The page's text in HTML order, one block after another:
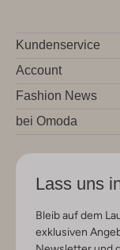
Kundenservice
Account
Fashion News
bei Omoda
Lass uns
Bleib auf dem
exklusiven